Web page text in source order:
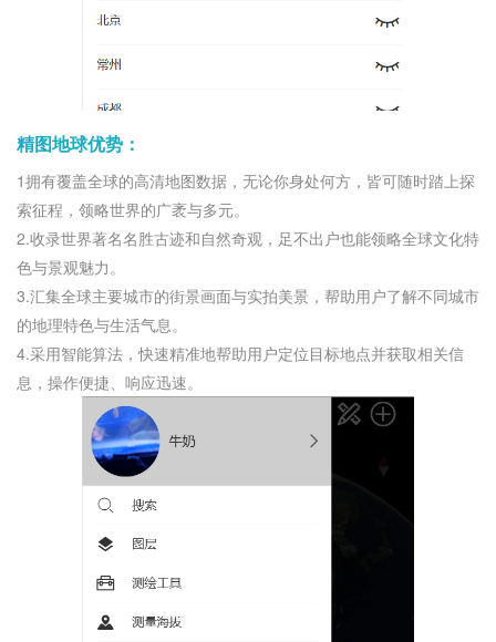
精图地球优势：
1拥有覆盖全球的高清地图数据，无论你身处何方，皆可随时踏上探
索征程，领略世界的广袤与多元。
2.收录世界著名名胜古迹和自然奇观，足不出户也能领略全球文化特
色与景观魅力。
3.汇集全球主要城市的街景画面与实拍美景，帮助用户了解不同城市
的地理特色与生活气息。
4.采用智能算法，快速精准地帮助用户定位目标地点并获取相关信
息，操作便捷、响应迅速。